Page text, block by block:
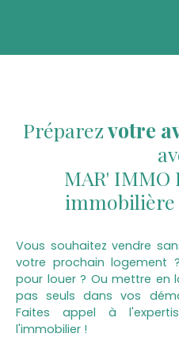
Préparezvotre
MAR' IMMO
Vous souhaitez vendre
votre prochain logement
pour louer ? Ou mettre en
pas seuls dans vos
Faites appel à
l'immobilier !